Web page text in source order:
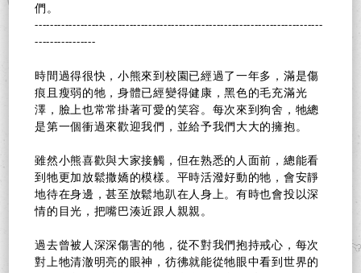
們。
----------------------------------------------------------------------------
----------------
時間過得很快，小熊來到校園已經過了一年多，滿是傷
痕且瘦弱的牠，身體已經變得健康，黑色的毛充滿光
澤，臉上也常常掛著可愛的笑容。每次來到狗舍，牠總
是第一個衝過來歡迎我們，並給予我們大大的擁抱。
雖然小熊喜歡與大家接觸，但在熟悉的人面前，總能看
到牠更加放鬆撒嬌的模樣。平時活潑好動的牠，會安靜
地待在身邊，甚至放鬆地趴在人身上。有時也會投以深
情的目光，把嘴巴湊近跟人親親。
過去曾被人深深傷害的牠，從不對我們抱持戒心，每次
對上牠清澈明亮的眼神，彷彿就能從牠眼中看到世界的